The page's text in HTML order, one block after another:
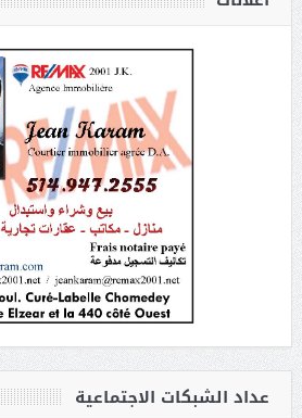
عداد الشبكات الاجتماعية